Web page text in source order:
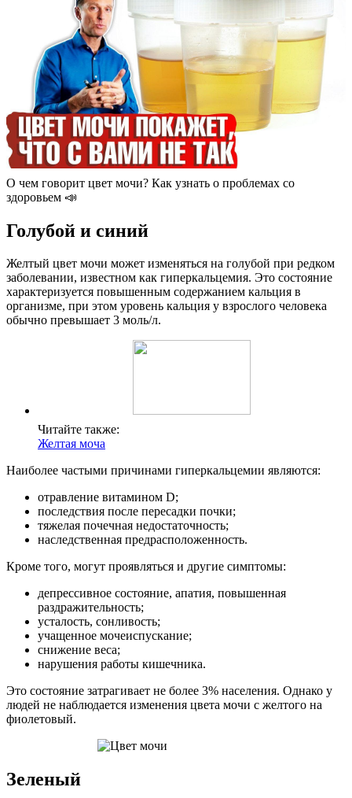
О чем говорит цвет мочи? Как узнать о проблемах со
здоровьем 📣
Голубой и синий
Желтый цвет мочи может изменяться на голубой при редком
заболевании, известном как гиперкальцемия. Это состояние
характеризуется повышенным содержанием кальция в
организме, при этом уровень кальция у взрослого человека
обычно превышает 3 моль/л.
Читайте также:
Желтая моча
Наиболее частыми причинами гиперкальцемии являются:
отравление витамином D;
последствия после пересадки почки;
тяжелая почечная недостаточность;
наследственная предрасположенность.
Кроме того, могут проявляться и другие симптомы:
депрессивное состояние, апатия, повышенная
раздражительность;
усталость, сонливость;
учащенное мочеиспускание;
снижение веса;
нарушения работы кишечника.
Это состояние затрагивает не более 3% населения. Однако у
людей не наблюдается изменения цвета мочи с желтого на
фиолетовый.
Зеленый